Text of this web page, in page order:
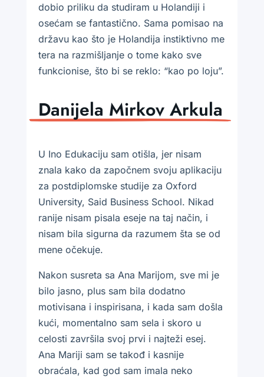
dobio priliku da studiram u Holandiji i
osećam se fantastično. Sama pomisao na
državu kao što je Holandija instiktivno me
tera na razmišljanje o tome kako sve
funkcionise, što bi se reklo: “kao po loju”.
Danijela Mirkov Arkula
U Ino Edukaciju sam otišla, jer nisam
znala kako da započnem svoju aplikaciju
za postdiplomske studije za Oxford
University, Said Business School. Nikad
ranije nisam pisala eseje na taj način, i
nisam bila sigurna da razumem šta se od
mene očekuje.
Nakon susreta sa Ana Marijom, sve mi je
bilo jasno, plus sam bila dodatno
motivisana i inspirisana, i kada sam došla
kući, momentalno sam sela i skoro u
celosti završila svoj prvi i najteži esej.
Ana Mariji sam se takođ i kasnije
obraćala, kad god sam imala neko